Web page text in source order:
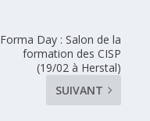
Forma Day : Salon de la
formation des CISP
(19/02 à Herstal)
SUIVANT